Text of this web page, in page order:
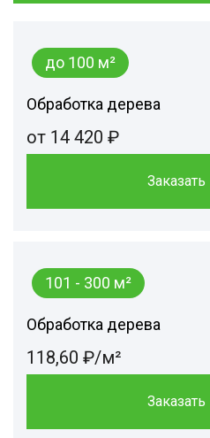
до 100 м²
Обработка дерева
от 14 420 ₽
Заказать
101 - 300 м²
Обработка дерева
118,60 ₽/м²
Заказать